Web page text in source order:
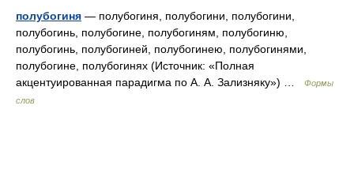
полубогиня — полубогиня, полубогини, полубогини,
полубогинь, полубогине, полубогиням, полубогиню,
полубогинь, полубогиней, полубогинею, полубогинями,
полубогине, полубогинях (Источник: «Полная
акцентуированная парадигма по А. А. Зализняку») …
Формы
слов